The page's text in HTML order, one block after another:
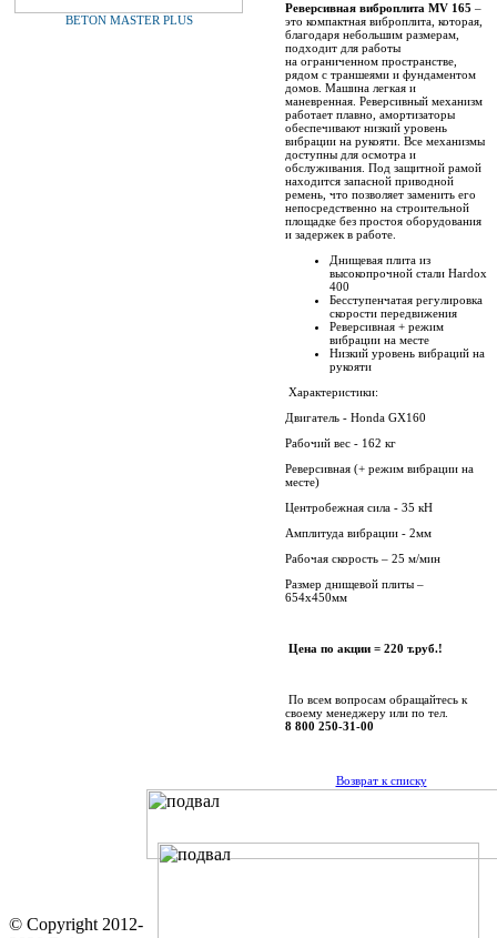
BETON MASTER PLUS
Реверсивная виброплита MV 165 –
это компактная виброплита, которая,
благодаря небольшим размерам,
подходит для работы
на ограниченном пространстве,
рядом с траншеями и фундаментом
домов. Машина легкая и
маневренная. Реверсивный механизм
работает плавно, амортизаторы
обеспечивают низкий уровень
вибрации на рукояти. Все механизмы
доступны для осмотра и
обслуживания. Под защитной рамой
находится запасной приводной
ремень, что позволяет заменить его
непосредственно на строительной
площадке без простоя оборудования
и задержек в работе.
Днищевая плита из
высокопрочной стали Hardox
400
Бесступенчатая регулировка
скорости передвижения
Реверсивная + режим
вибрации на месте
Низкий уровень вибраций на
рукояти
Характеристики:
Двигатель - Honda GX160
Рабочий вес - 162 кг
Реверсивная (+ режим вибрации на
месте)
Центробежная сила - 35 кН
Амплитуда вибрации - 2мм
Рабочая скорость – 25 м/мин
Размер днищевой плиты –
654х450мм
Цена по акции = 220 т.руб.!
По всем вопросам обращайтесь к
своему менеджеру или по тел.
8 800 250-31-00
Возврат к списку
© Copyright 2012-